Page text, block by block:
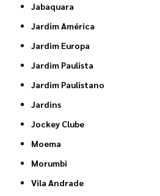
Jabaquara
Jardim América
Jardim Europa
Jardim Paulista
Jardim Paulistano
Jardins
Jockey Clube
Moema
Morumbi
Vila Andrade